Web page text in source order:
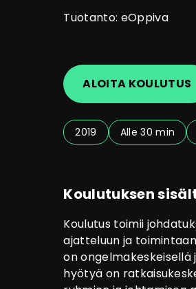
Tuotanto: eOppiva
ALOITA KOULUTUS
2019 Alle 30 min
Koulutuksen
Koulutus toimii
ajatteluun ja
on
hyötyä on